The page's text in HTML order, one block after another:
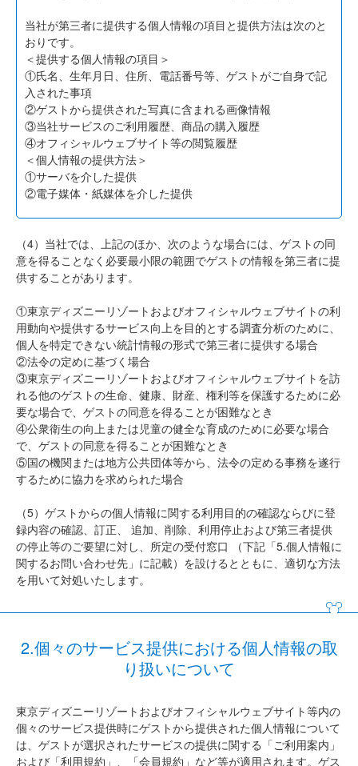
当社が第三者に提供する個人情報の項目と提供方法は次のと
おりです。
＜提供する個人情報の項目＞
①氏名、生年月日、住所、電話番号等、ゲストがご自身で記
入された事項
②ゲストから提供された写真に含まれる画像情報
③当社サービスのご利用履歴、商品の購入履歴
④オフィシャルウェブサイト等の閲覧履歴
＜個人情報の提供方法＞
①サーバを介した提供
②電子媒体・紙媒体を介した提供
（4）当社では、上記のほか、次のような場合には、ゲストの同
意を得ることなく必要最小限の範囲でゲストの情報を第三者に提
供することがあります。
①東京ディズニーリゾートおよびオフィシャルウェブサイトの利
用動向や提供するサービス向上を目的とする調査分析のために、
個人を特定できない統計情報の形式で第三者に提供する場合
②法令の定めに基づく場合
③東京ディズニーリゾートおよびオフィシャルウェブサイトを訪
れる他のゲストの生命、健康、財産、権利等を保護するために必
要な場合で、ゲストの同意を得ることが困難なとき
④公衆衛生の向上または児童の健全な育成のために必要な場合
で、ゲストの同意を得ることが困難なとき
⑤国の機関または地方公共団体等から、法令の定める事務を遂行
するために協力を求められた場合
（5）ゲストからの個人情報に関する利用目的の確認ならびに登
録内容の確認、訂正、 追加、削除、利用停止および第三者提供
の停止等のご要望に対し、所定の受付窓口 （下記「5.個人情報に
関するお問い合わせ先」に記載）を設けるとともに、適切な方法
を用いて対処いたします。
2.個々のサービス提供における個人情報の取
り扱いについて
東京ディズニーリゾートおよびオフィシャルウェブサイト等内の
個々のサービス提供時にゲストから提供された個人情報について
は、ゲストが選択されたサービスの提供に関する「ご利用案内」
および「利用規約」、「会員規約」など等が適用されます。ゲス